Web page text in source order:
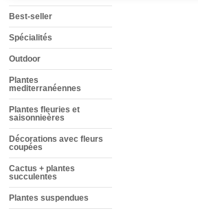
Best-seller
Spécialités
Outdoor
Plantes
mediterranéennes
Plantes fleuries et
saisonnieères
Décorations avec fleurs
coupées
Cactus + plantes
succulentes
Plantes suspendues